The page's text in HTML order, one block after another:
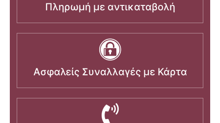
Πληρωμή με αντικαταβολή
Ασφαλείς Συναλλαγές με Κάρτα